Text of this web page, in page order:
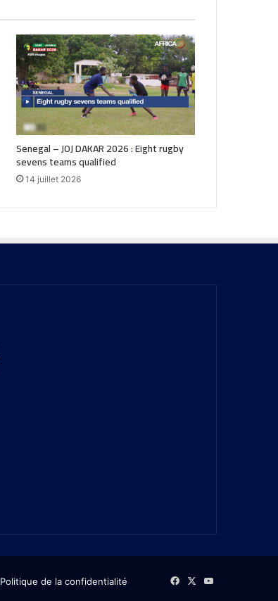
Senegal – JOJ DAKAR 2026 : Eight rugby
sevens teams qualified
14 juillet 2026
Politique de la confidentialité